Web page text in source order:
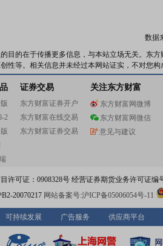
流感、口蹄疫等重大动物疫病疫苗定点生产企业,
企业,国企改革第一批“双百行动”企业。在动物保
品领域,中牧股份拥有技术工艺领先、产品品类丰
大的产业集群,在国内设立了22个生产基地,所属骨
造历史超过90年,涵盖1000多个产品,年均营收超
重要的带动作用,并融入“一带一路”发展格局,为全
区提供产品、技术的支持与服务。中牧股份致力
展、健康发展提供安全高效的解决方案,设立中牧
病诊断与检测中心,拥有国家认定企业技术中心、
研究中心、农业农村部重点实验室和博士后工作
构和业界先进企业构建紧密的战略伙伴关系,开展
全,关爱人类健康”为初心使命,始终牢记党、国家
任和期望,坚定践行创新、绿色、协调、开放、共
承诺,根植并专注于创造用户价值、提供集成服务
的生态农牧产业,以一流标准建设科技型、国际化
现代企业,为实现乡村振兴、百年梦想贡献中牧智
数据
目的在于传播更多信息，与本站立场无关。东
性等。相关信息并未经过本网站证实，不对您
2
证券交易
东方财富证券开户
东方财富在线交易
东方财富证券交易
关注东方财富
东方财富网微博
东方财富网微信
意见与建议
许可证：0908328号 经营证券期货业务许可证编
20070217 网站备案号:沪ICP备05006054号-11
可持续发展 广告服务 供应商平台